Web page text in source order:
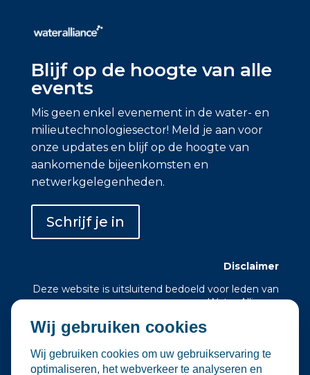
Blijf op de hoogte van alle
events
Mis geen enkel evenement in de water- en
milieutechnologiesector! Meld je aan voor
onze updates en blijf op de hoogte van
aankomende bijeenkomsten en
netwerkgelegenheden.
Schrijf je in
Disclaimer
Deze website is uitsluitend bedoeld voor leden van
Water Alliance.
Water Alliance biedt dit platform aan om relevante
milieutechnologiesector te verzamelen en onder
de aandacht te brengen. Hoewel wij zorgvuldig
Wij gebruiken cookies
Wij gebruiken cookies om uw gebruikservaring te
optimaliseren, het webverkeer te analyseren en